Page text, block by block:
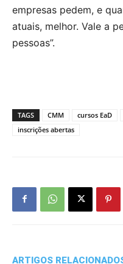
empresas pedem, e
atuais, melhor. Vale a
pessoas”.
TAGS CMM cursos EaD
inscrições abertas
ARTIGOS